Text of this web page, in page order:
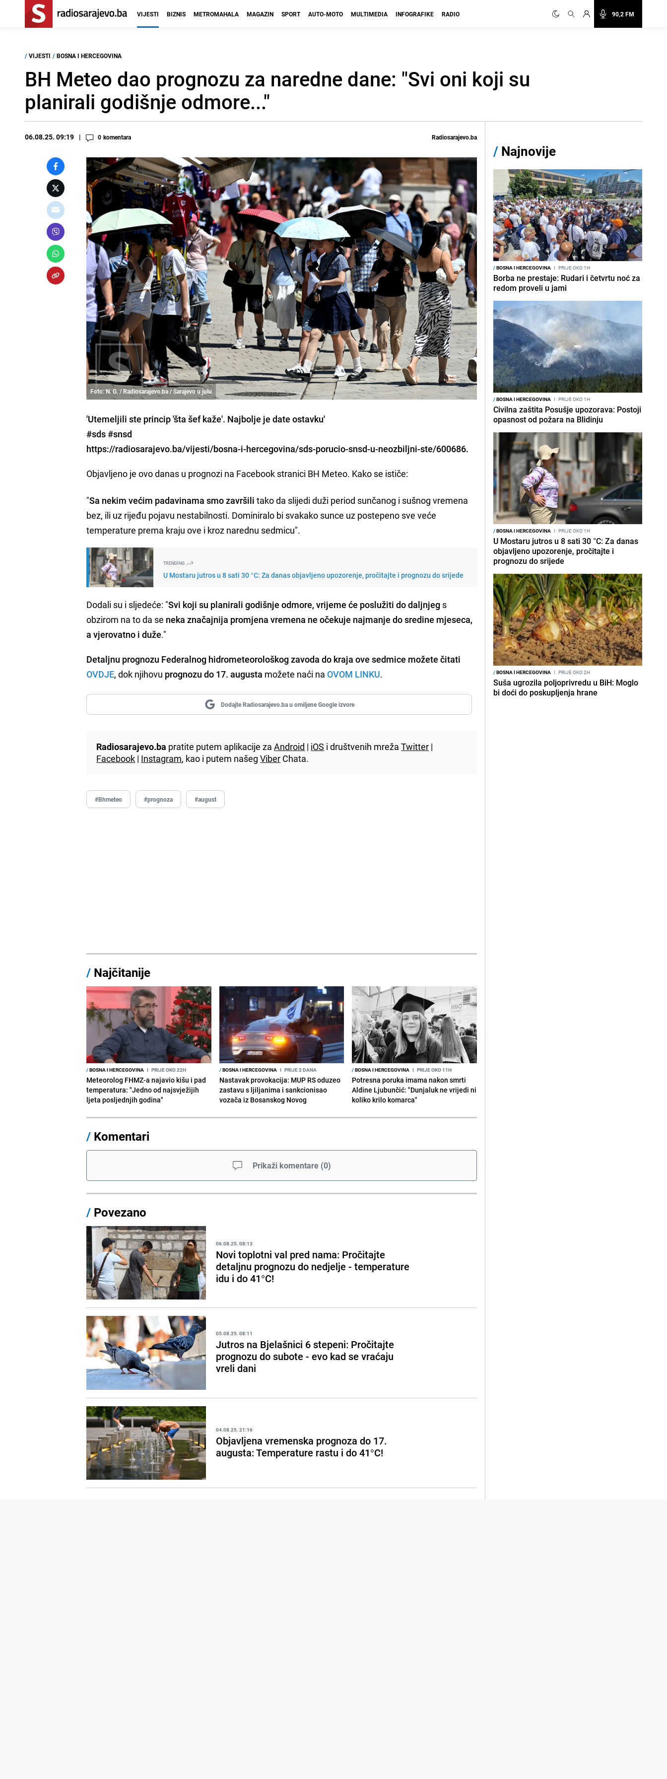
90,2 FM
VIJESTI BIZNIS METROMAHALA MAGAZIN SPORT AUTO-MOTO MULTIMEDIA INFOGRAFIKE RADIO
/ VIJESTI / BOSNA I HERCEGOVINA
BH Meteo dao prognozu za naredne dane: "Svi oni koji su
planirali godišnje odmore..."
06.08.25. 09:19 0 komentara Radiosarajevo.ba
Foto: N. G. / Radiosarajevo.ba / Sarajevo u julu
'Utemeljili ste princip 'šta šef kaže'. Najbolje je date ostavku'
#sds #snsd
https://radiosarajevo.ba/vijesti/bosna-i-hercegovina/sds-porucio-snsd-u-neozbiljni-ste/600686.
Objavljeno je ovo danas u prognozi na Facebook stranici BH Meteo. Kako se ističe:
"Sa nekim većim padavinama smo završili tako da slijedi duži period sunčanog i sušnog vremena
bez, ili uz rijeđu pojavu nestabilnosti. Dominiralo bi svakako sunce uz postepeno sve veće
temperature prema kraju ove i kroz narednu sedmicu".
TRENDING
U Mostaru jutros u 8 sati 30 °C: Za danas objavljeno upozorenje, pročitajte i prognozu do srijede
Dodali su i sljedeće: "Svi koji su planirali godišnje odmore, vrijeme će poslužiti do daljnjeg s
obzirom na to da se neka značajnija promjena vremena ne očekuje najmanje do sredine mjeseca,
a vjerovatno i duže."
Detaljnu prognozu Federalnog hidrometeorološkog zavoda do kraja ove sedmice možete čitati
OVDJE, dok njihovu prognozu do 17. augusta možete naći na OVOM LINKU.
Dodajte Radiosarajevo.ba u omiljene Google izvore
Radiosarajevo.ba pratite putem aplikacije zaAndroid | iOS i društvenih mrežaTwitter |
Facebook | Instagram, kao i putem našegViber Chata.
#Bhmeteo #prognoza #august
/ Najčitanije
/BOSNA I HERCEGOVINA I PRIJE OKO 22H
Meteorolog FHMZ-a najavio kišu i pad
temperatura: "Jedno od najsvježijih
ljeta posljednjih godina"
/BOSNA I HERCEGOVINA I PRIJE 2 DANA
Nastavak provokacija: MUP RS oduzeo
zastavu s ljiljanima i sankcionisao
vozača iz Bosanskog Novog
/BOSNA I HERCEGOVINA I PRIJE OKO 11H
Potresna poruka imama nakon smrti
Aldine Ljubunčić: "Dunjaluk ne vrijedi ni
koliko krilo komarca"
/ Komentari
Prikaži komentare (0)
/ Povezano
06.08.25. 08:13
Novi toplotni val pred nama: Pročitajte
detaljnu prognozu do nedjelje - temperature
idu i do 41°C!
05.08.25. 08:11
Jutros na Bjelašnici 6 stepeni: Pročitajte
prognozu do subote - evo kad se vraćaju
vreli dani
04.08.25. 21:16
Objavljena vremenska prognoza do 17.
augusta: Temperature rastu i do 41°C!
/ Najnovije
/BOSNA I HERCEGOVINA I PRIJE OKO 1H
Borba ne prestaje: Rudari i četvrtu noć za
redom proveli u jami
/BOSNA I HERCEGOVINA I PRIJE OKO 1H
Civilna zaštita Posušje upozorava: Postoji
opasnost od požara na Blidinju
/BOSNA I HERCEGOVINA I PRIJE OKO 1H
U Mostaru jutros u 8 sati 30 °C: Za danas
objavljeno upozorenje, pročitajte i
prognozu do srijede
/BOSNA I HERCEGOVINA I PRIJE OKO 2H
Suša ugrozila poljoprivredu u BiH: Moglo
bi doći do poskupljenja hrane